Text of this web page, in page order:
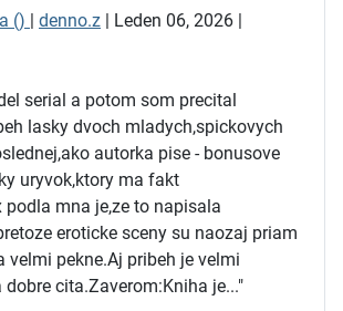
() denno.z | Leden 06, 2026 |
serial a potom som precital
lasky dvoch mladych,spickovych
autorka pise - bonusove
uryvok,ktory ma fakt
mna je,ze to napisala
eroticke sceny su naozaj priam
velmi pekne.Aj pribeh je velmi
dobre cita.Zaverom:Kniha je..."